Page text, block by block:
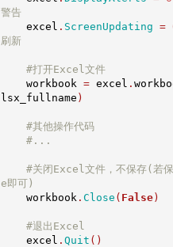
警告
excel . ScreenUpdating =
刷新
#打开Excel文件
workbook = excel .
lsx_fullname )
#其他操作代码
#...
#关闭Excel文件，不保存(若
e即可)
workbook . Close ( False)
#退出Excel
excel . Quit ()